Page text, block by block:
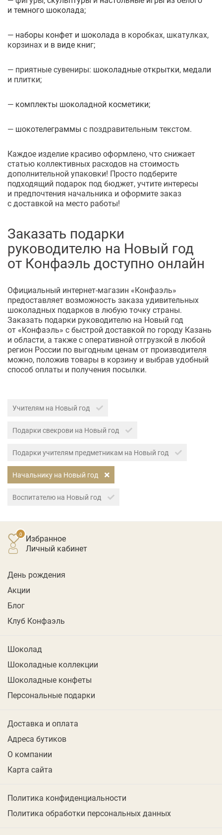
и темного шоколада;
— наборы конфет и шоколада в коробках, шкатулках,
корзинах и в виде книг;
— приятные сувениры: шоколадные открытки, медали
и плитки;
— комплекты шоколадной косметики;
— шокотелеграммы с поздравительным текстом.
Каждое изделие красиво оформлено, что снижает
статью коллективных расходов на стоимость
дополнительной упаковки! Просто подберите
подходящий подарок под бюджет, учтите интересы
и предпочтения начальника и оформите заказ
с доставкой на место работы!
Заказать подарки
руководителю на Новый год
от Конфаэль доступно онлайн
Официальный интернет-магазин «Конфаэль»
предоставляет возможность заказа удивительных
шоколадных подарков в любую точку страны.
Заказать подарки руководителю на Новый год
от «Конфаэль» с быстрой доставкой по городу Казань
и области, а также с оперативной отгрузкой в любой
регион России по выгодным ценам от производителя
можно, положив товары в корзину и выбрав удобный
способ оплаты и получения посылки.
Учителям на Новый год
Подарки свекрови на Новый год
Подарки учителям предметникам на Новый год
Начальнику на Новый год
Воспитателю на Новый год
Избранное
личный кабинет
День рождения
Акции
Блог
Клуб Конфаэль
Шоколад
Шоколадные коллекции
Шоколадные конфеты
Персональные подарки
Доставка и оплата
Адреса бутиков
О компании
Карта сайта
Политика конфиденциальности
Политика обработки персональных данных